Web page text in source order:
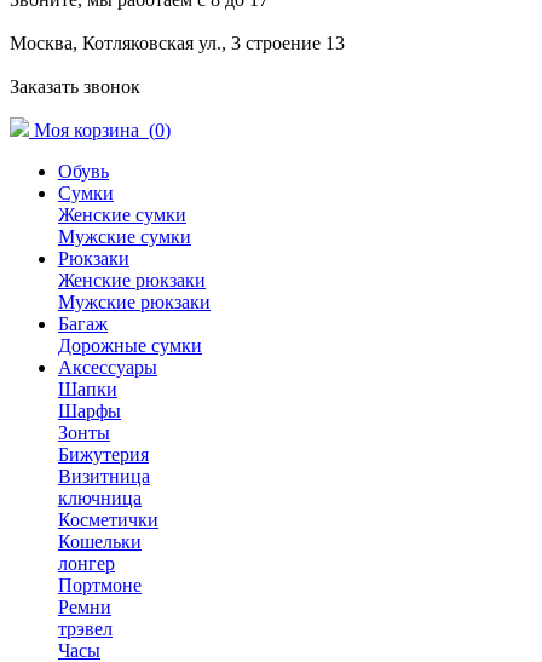
Москва, Котляковская ул., 3 строение 13
Заказать звонок
Моя корзина (0)
Обувь
Сумки
Женские сумки
Мужские сумки
Рюкзаки
Женские рюкзаки
Мужские рюкзаки
Багаж
Дорожные сумки
Аксессуары
Шапки
Шарфы
Зонты
Бижутерия
Визитница
ключница
Косметички
Кошельки
лонгер
Портмоне
Ремни
трэвел
Часы